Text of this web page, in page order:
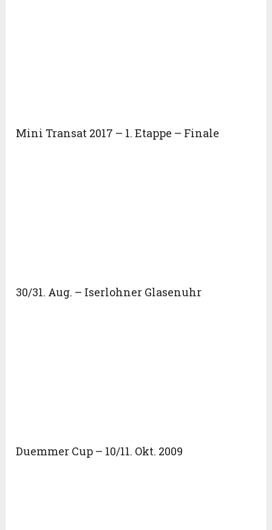
Mini Transat 2017 – 1. Etappe – Finale
30/31. Aug. – Iserlohner Glasenuhr
Duemmer Cup – 10/11. Okt. 2009